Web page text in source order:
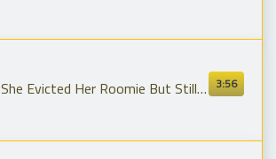
3:56
She Evicted Her Roomie But Still Wants Her Rent! | Part 1